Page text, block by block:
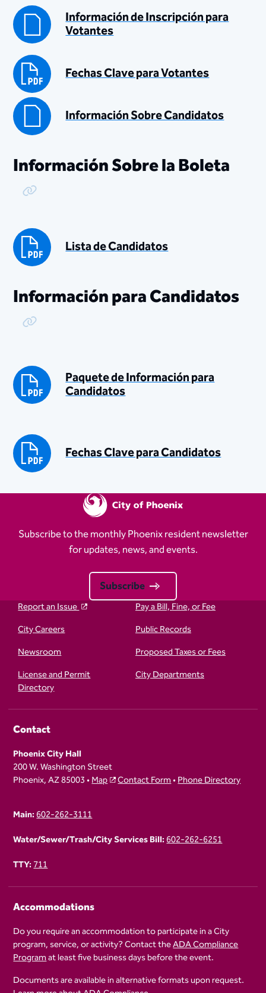
Información de Inscripción para
Votantes
Fechas Clave para Votantes
Información Sobre Candidatos
Información Sobre la Boleta
Copy Link
Lista de Candidatos
Información para Candidatos
Copy Link
Paquete de Información para
Candidatos
Fechas Clave para Candidatos
Subscribe to the monthly Phoenix resident newsletter
for updates, news, and events.
Subscribe
Report an Issue
Pay a Bill, Fine, or Fee
City Careers
Public Records
Newsroom
Proposed Taxes or Fees
License and Permit
Directory
City Departments
Contact
Phoenix City Hall
200 W. Washington Street
Phoenix, AZ 85003 •Map Contact Form•Phone Directory
Main:602-262-3111
Water/Sewer/Trash/City Services Bill:602-262-6251
TTY:711
Accommodations
Do you require an accommodation to participate in a City
program, service, or activity? Contact theADA Compliance
Programat least five business days before the event.
Documents are available in alternative formats upon request.